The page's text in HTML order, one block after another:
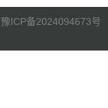
豫ICP备2024094673号